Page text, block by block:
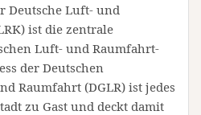
Deutsche Luft- und
ist die zentrale
Luft- und Raumfahrt-
der Deutschen
Raumfahrt (DGLR) ist jedes
zu Gast und deckt damit